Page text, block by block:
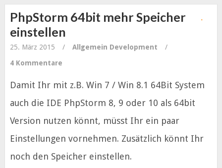
PhpStorm 64bit mehr Speicher
einstellen
25. März 2015 / Allgemein Development
/
4 Kommentare
Damit Ihr mit z.B. Win 7 / Win 8.1 64Bit System
auch die IDE PhpStorm 8, 9 oder 10 als 64bit
Version nutzen könnt, müsst Ihr ein paar
Einstellungen vornehmen. Zusätzlich könnt Ihr
noch den Speicher einstellen.